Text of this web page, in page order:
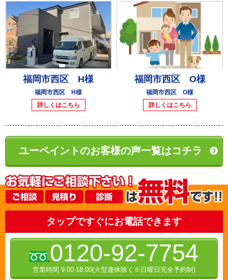
福岡市西区 H様
福岡市西区 H様
詳しくはこちら
福岡市西区 O様
福岡市西区 O様
詳しくはこちら
ユーペイントのお客様の声一覧はコチラ
タップですぐにお電話できます
0120-92-7754
営業時間 9:00-18:00(大型連休除く※日曜日完全予約制)